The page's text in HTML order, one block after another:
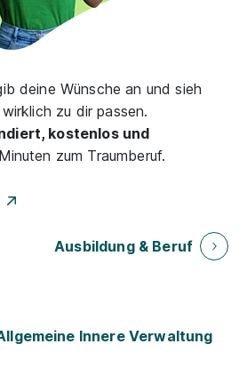
deine Wünsche an und sieh
zu dir passen.
kostenlos und
zum Traumberuf.
Ausbildung & Beruf
Innere Verwaltung